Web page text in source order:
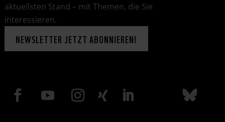
aktuellsten Stand – mit Themen, die Sie
interessieren.
NEWSLETTER JETZT ABONNIEREN!